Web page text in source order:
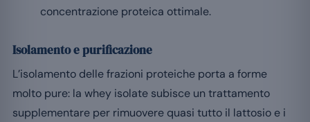
concentrazione proteica ottimale.
Isolamento e purificazione
L’isolamento delle frazioni proteiche porta a forme
molto pure: la whey isolate subisce un trattamento
supplementare per rimuovere quasi tutto il lattosio e i